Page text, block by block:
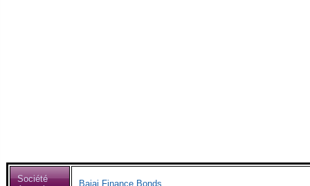
Société
Bajaj Finance Bonds